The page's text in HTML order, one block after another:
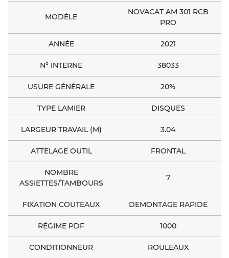
MODÈLE
NOVACAT AM 301 RCB
PRO
ANNÉE 2021
N° INTERNE 38033
USURE GÉNÉRALE 20%
TYPE LAMIER DISQUES
LARGEUR TRAVAIL (M) 3.04
ATTELAGE OUTIL FRONTAL
NOMBRE
ASSIETTES/TAMBOURS
7
FIXATION COUTEAUX DEMONTAGE RAPIDE
RÉGIME PDF 1000
CONDITIONNEUR ROULEAUX